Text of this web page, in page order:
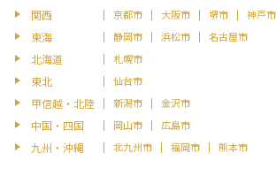
関西 京都市 大阪市 堺市 神戸市
東海 静岡市 浜松市 名古屋市
北海道 札幌市
東北 仙台市
甲信越・北陸 新潟市 金沢市
中国・四国 岡山市 広島市
九州・沖縄 北九州市 福岡市 熊本市